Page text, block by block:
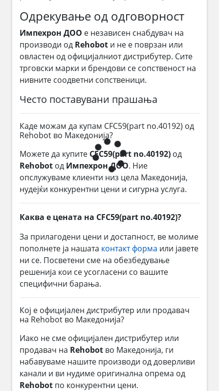
Одрекување од одговорност
Импехрон ДОО е независен снабдувач на
производи од Rehobot и не е поврзан или
овластен од официјалниот дистрибутер. Сите
трговски марки и брендови се сопственост на
нивните соодветни сопственици.
Често поставувани прашања
Каде можам да купам CFC59(part no.40192) од
Rehobot во Македонија?
Можете да купите CFC59(part no.40192) од
Rehobot од Импехрон ДОО. Ние
опслужуваме клиенти низ цела Македонија,
нудејќи конкурентни цени и сигурна услуга.
Каква е цената на CFC59(part no.40192)?
За прилагодени цени и достапност, ве молиме
пополнете ја нашата контакт форма или јавете
ни се. Посветени сме на обезбедување
решенија кои се усогласени со вашите
специфични барања.
Кој е официјален дистрибутер или продавач
на Rehobot во Македонија?
Иако не сме официјален дистрибутер или
продавач на Rehobot во Македонија, ги
набавуваме нашите производи од доверливи
канали и ви нудиме оригинална опрема од
Rehobot по конкурентни цени.